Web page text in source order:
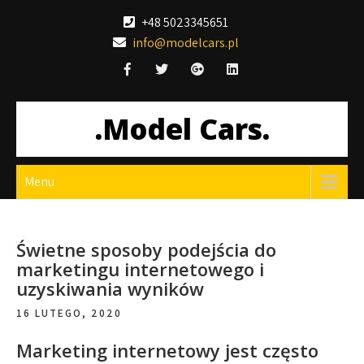
+48 5023345651
info@modelcars.pl
.Model Cars.
Menu
Świetne sposoby podejścia do
marketingu internetowego i
uzyskiwania wyników
16 LUTEGO, 2020
Marketing internetowy jest często